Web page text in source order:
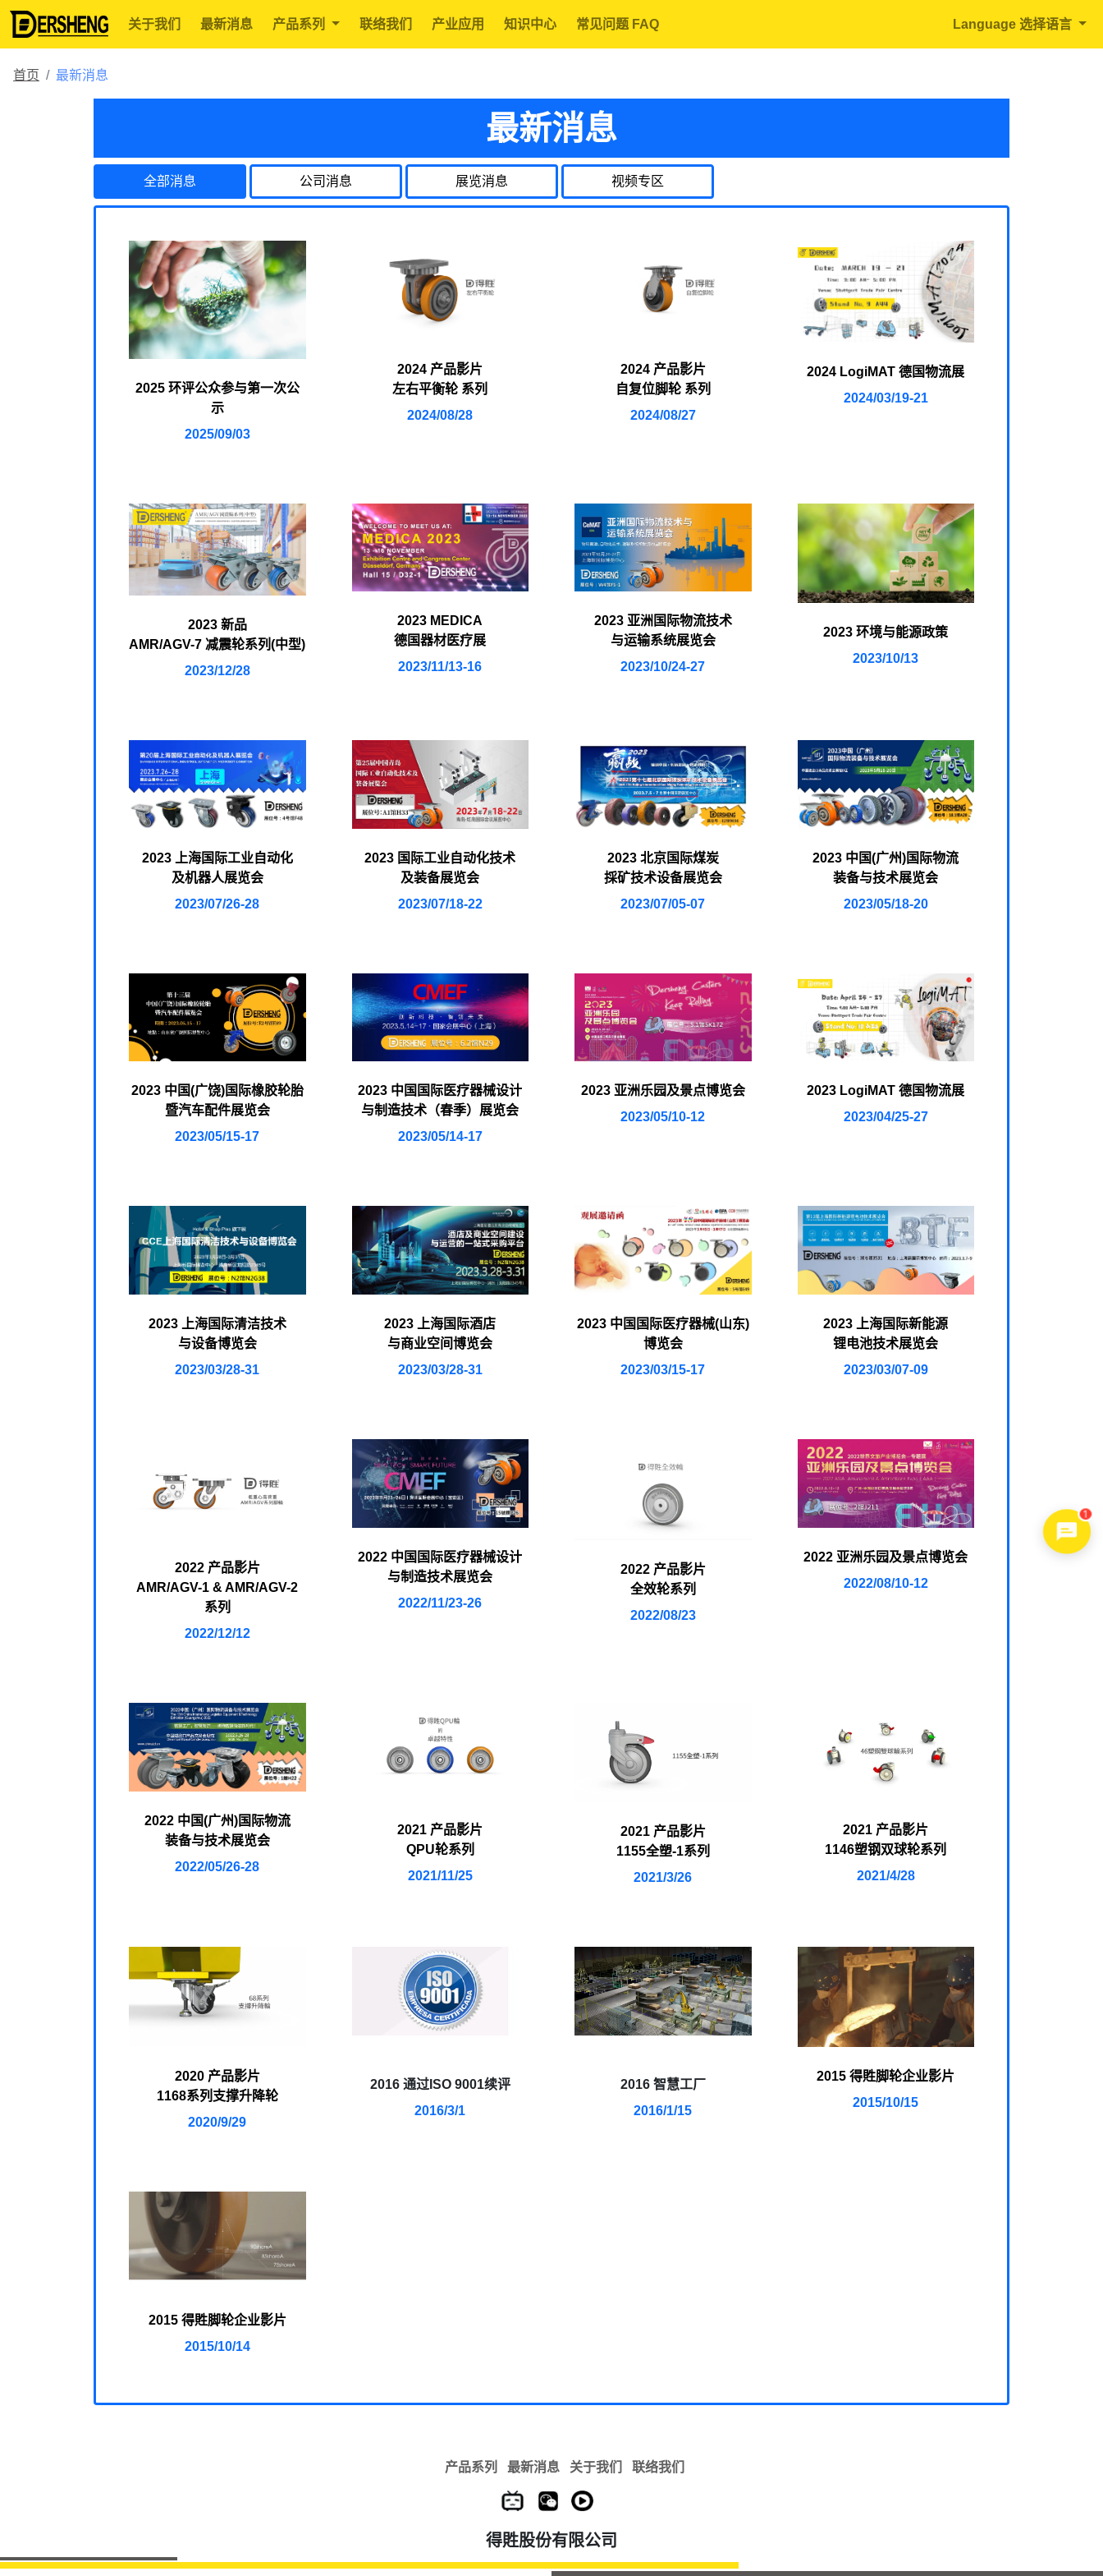
关于我们 最新消息 产品系列 联络我们 产业应用 知识中心 常见问题 FAQ Language 选择语言
首页 最新消息
最新消息
全部消息 公司消息 展览消息 视频专区
2025 环评公众参与第一次公
示
2025/09/03
2024 产品影片
左右平衡轮 系列
2024/08/28
2024 产品影片
自复位脚轮 系列
2024/08/27
2024 LogiMAT 德国物流展
2024/03/19-21
2023 新品
AMR/AGV-7 减震轮系列(中型)
2023/12/28
2023 MEDICA
德国器材医疗展
2023/11/13-16
2023 亚洲国际物流技术
与运输系统展览会
2023/10/24-27
2023 环境与能源政策
2023/10/13
2023 上海国际工业自动化
及机器人展览会
2023/07/26-28
2023 国际工业自动化技术
及装备展览会
2023/07/18-22
2023 北京国际煤炭
採矿技术设备展览会
2023/07/05-07
2023 中国(广州)国际物流
装备与技术展览会
2023/05/18-20
2023 中国(广饶)国际橡胶轮胎
暨汽车配件展览会
2023/05/15-17
2023 中国国际医疗器械设计
与制造技术（春季）展览会
2023/05/14-17
2023 亚洲乐园及景点博览会
2023/05/10-12
2023 LogiMAT 德国物流展
2023/04/25-27
2023 上海国际清洁技术
与设备博览会
2023/03/28-31
2023 上海国际酒店
与商业空间博览会
2023/03/28-31
2023 中国国际医疗器械(山东)
博览会
2023/03/15-17
2023 上海国际新能源
锂电池技术展览会
2023/03/07-09
2022 产品影片
AMR/AGV-1 & AMR/AGV-2
系列
2022/12/12
2022 中国国际医疗器械设计
与制造技术展览会
2022/11/23-26
2022 产品影片
全效轮系列
2022/08/23
2022 亚洲乐园及景点博览会
2022/08/10-12
2022 中国(广州)国际物流
装备与技术展览会
2022/05/26-28
2021 产品影片
QPU轮系列
2021/11/25
2021 产品影片
1155全塑-1系列
2021/3/26
2021 产品影片
1146塑钢双球轮系列
2021/4/28
2020 产品影片
1168系列支撑升降轮
2020/9/29
2016 通过ISO 9001续评
2016/3/1
2016 智慧工厂
2016/1/15
2015 得貹脚轮企业影片
2015/10/15
2015 得貹脚轮企业影片
2015/10/14
产品系列 最新消息 关于我们 联络我们
得貹股份有限公司
1